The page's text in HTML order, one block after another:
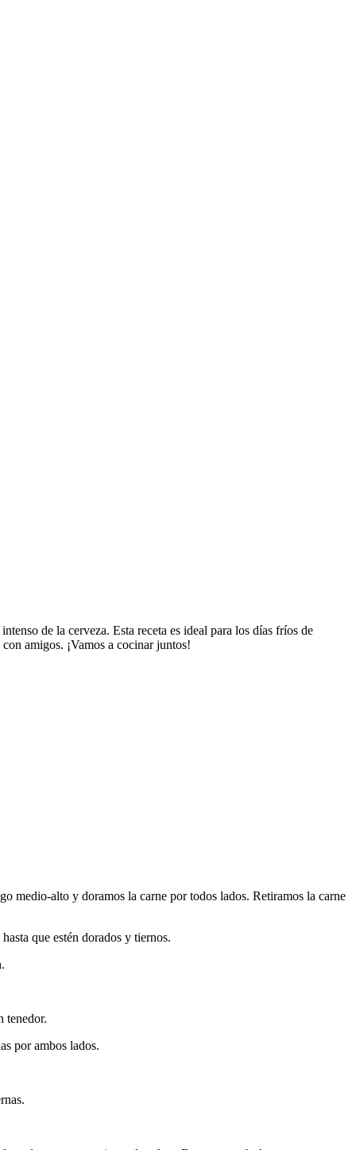
de la cerveza. Esta receta es ideal para los días fríos de
amigos. ¡Vamos a cocinar juntos!
medio-alto y doramos la carne por todos lados. Retiramos la carne
que estén dorados y tiernos.
tenedor.
por ambos lados.